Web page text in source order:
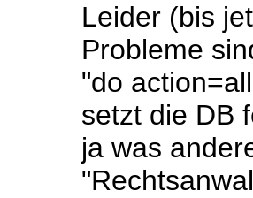
Leider (bis
Probleme
"do
setzt die DB
ja was